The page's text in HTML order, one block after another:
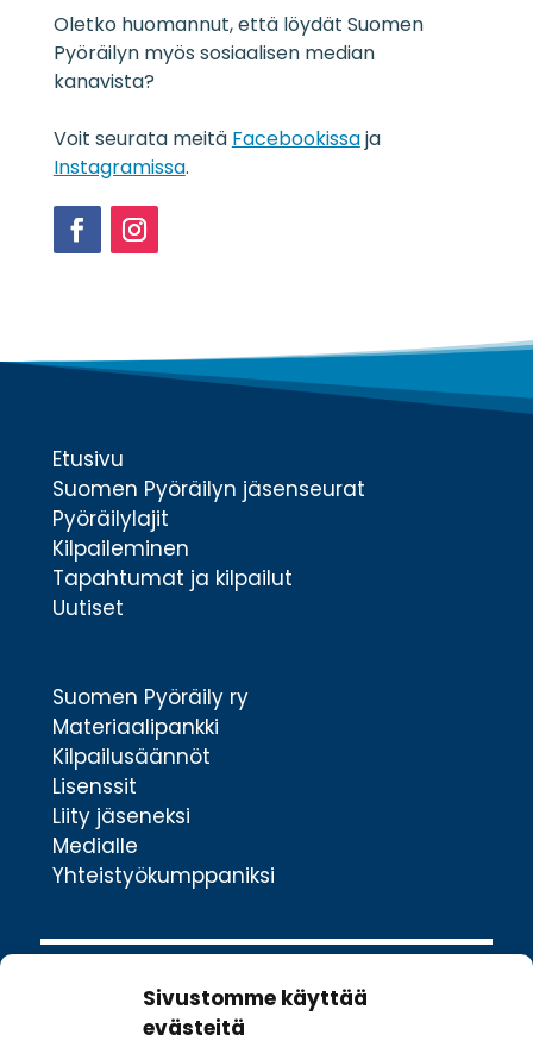
Sivustomme käyttää
evästeitä
l
o
s
*
Oletko huomannut, että löydät Suomen
Pyöräilyn myös sosiaalisen median
kanavista?
Voit seurata meitä Facebookissaja
Instagramissa.
Etusivu
Suomen Pyöräilyn jäsenseurat
Pyöräilylajit
Kilpaileminen
Tapahtumat ja kilpailut
Uutiset
Suomen Pyöräily ry
Materiaalipankki
Kilpailusäännöt
Lisenssit
Liity jäseneksi
Medialle
Yhteistyökumppaniksi